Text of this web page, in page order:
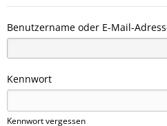
Benutzername oder E-Mail-
Kennwort
Kennwort vergessen